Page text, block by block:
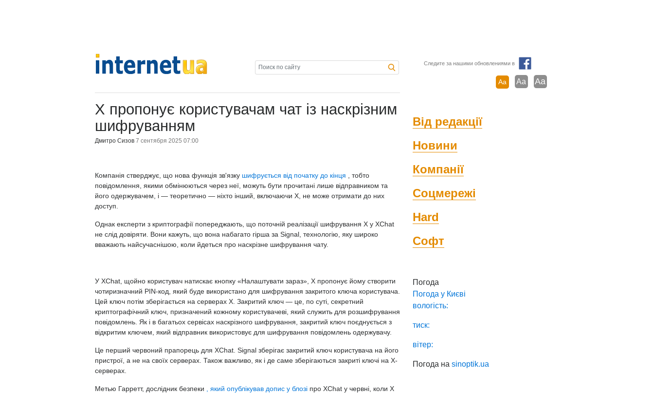
Следите за нашими обновлениями в
Aa Aa Aa
X пропонує користувачам чат із наскрізним
шифруванням
Дмитро Сизов 7 сентября 2025 07:00
Компанія стверджує, що нова функція зв'язку шифрується від початку до кінця , тобто
повідомлення, якими обмінюються через неї, можуть бути прочитані лише відправником та
його одержувачем, і — теоретично — ніхто інший, включаючи X, не може отримати до них
доступ.
Однак експерти з криптографії попереджають, що поточній реалізації шифрування X у XChat
не слід довіряти. Вони кажуть, що вона набагато гірша за Signal, технологію, яку широко
вважають найсучаснішою, коли йдеться про наскрізне шифрування чату.
У XChat, щойно користувач натискає кнопку «Налаштувати зараз», X пропонує йому створити
чотиризначний PIN-код, який буде використано для шифрування закритого ключа користувача.
Цей ключ потім зберігається на серверах X. Закритий ключ — це, по суті, секретний
криптографічний ключ, призначений кожному користувачеві, який служить для розшифрування
повідомлень. Як і в багатьох сервісах наскрізного шифрування, закритий ключ поєднується з
відкритим ключем, який відправник використовує для шифрування повідомлень одержувачу.
Це перший червоний прапорець для XChat. Signal зберігає закритий ключ користувача на його
пристрої, а не на своїх серверах. Також важливо, як і де саме зберігаються закриті ключі на X-
серверах.
Метью Гарретт, дослідник безпеки , який опублікував допис у блозі про XChat у червні, коли X
Від редакції
Новини
Компанії
Соцмережі
Hard
Софт
Погода
Погода у Києві
вологість:
тиск:
вітер:
Погода наsinoptik.ua